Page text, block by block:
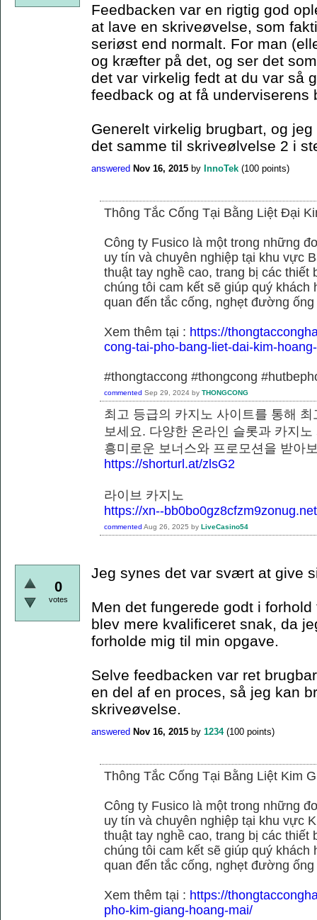
Feedbacken var en rigtig god
at lave en skriveøvelse, som
seriøst end normalt. For man
og kræfter på det, og ser det
det var virkelig fedt at du var så
feedback og at få underviserens
Generelt virkelig brugbart, og
det samme til skriveølvelse 2 i
answered Nov 16, 2015 by InnoTek (100 points)
Thông Tắc Cống Tại Bằng Liệt Đại
Công ty Fusico là một trong những
uy tín và chuyên nghiệp tại khu vực
thuật tay nghề cao, trang bị các thiết
chúng tôi cam kết sẽ giúp quý
quan đến tắc cống, nghẹt đường
Xem thêm tại : https://
cong-tai-pho-bang-liet-dai-kim-
#thongtaccong #thongcong
commented Sep 29, 2024 by THONGCONG
최고 등급의 카지노 사이트를 통해
보세요. 다양한 온라인 슬롯과 카지
흥미로운 보너스와 프로모션을
https://shorturl.at/zlsG2
라이브 카지노
https://xn--bb0bo0gz8cfzm9zonug.net
commented Aug 26, 2025 by LiveCasino54
0
votes
Jeg synes det var svært at give
Men det fungerede godt i
blev mere kvalificeret snak, da
forholde mig til min opgave.
Selve feedbacken var ret
en del af en proces, så jeg kan
skriveøvelse.
answered Nov 16, 2015 by 1234 (100 points)
Thông Tắc Cống Tại Bằng Liệt Kim
Công ty Fusico là một trong những
uy tín và chuyên nghiệp tại khu vực
thuật tay nghề cao, trang bị các thiết
chúng tôi cam kết sẽ giúp quý
quan đến tắc cống, nghẹt đường
Xem thêm tại : https://
pho-kim-giang-hoang-mai/